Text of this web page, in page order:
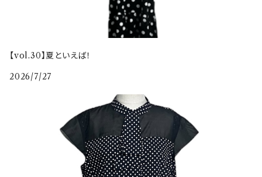
【vol.30】夏といえば！
2026/7/27